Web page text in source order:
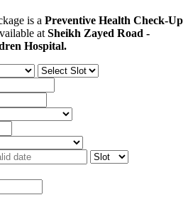
is a Preventive Health Check-Up
at Sheikh Zayed Road -
Hospital.